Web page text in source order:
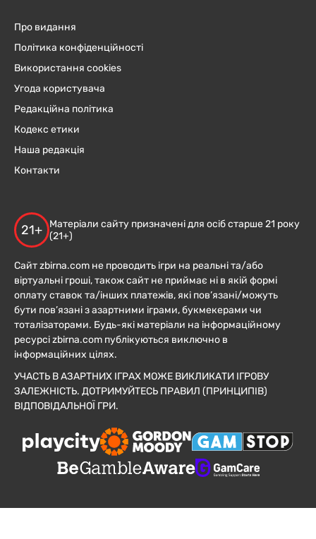
Про видання
Політика конфіденційності
Використання cookies
Угода користувача
Редакційна політика
Кодекс етики
Наша редакція
Контакти
21+
Матеріали сайту призначені для осіб старше 21 року
(21+)
Сайт zbirna.com не проводить ігри на реальні та/або
віртуальні гроші, також сайт не приймає ні в якій формі
оплату ставок та/інших платежів, які пов’язані/можуть
бути пов’язані з азартними іграми, букмекерами чи
тоталізаторами. Будь-які матеріали на інформаційному
ресурсі zbirna.com публікуються виключно в
інформаційних цілях.
УЧАСТЬ В АЗАРТНИХ ІГРАХ МОЖЕ ВИКЛИКАТИ ІГРОВУ
ЗАЛЕЖНІСТЬ. ДОТРИМУЙТЕСЬ ПРАВИЛ (ПРИНЦИПІВ)
ВІДПОВІДАЛЬНОЇ ГРИ.